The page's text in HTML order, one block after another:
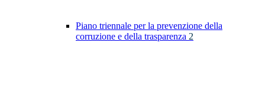
Piano triennale per la prevenzione della
corruzione e della trasparenza 2